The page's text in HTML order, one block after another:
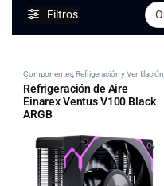
Filtros
Componentes,Refrigeración y Ventilación
de PC
Refrigeración de Aire
Einarex Ventus V100 Black
ARGB